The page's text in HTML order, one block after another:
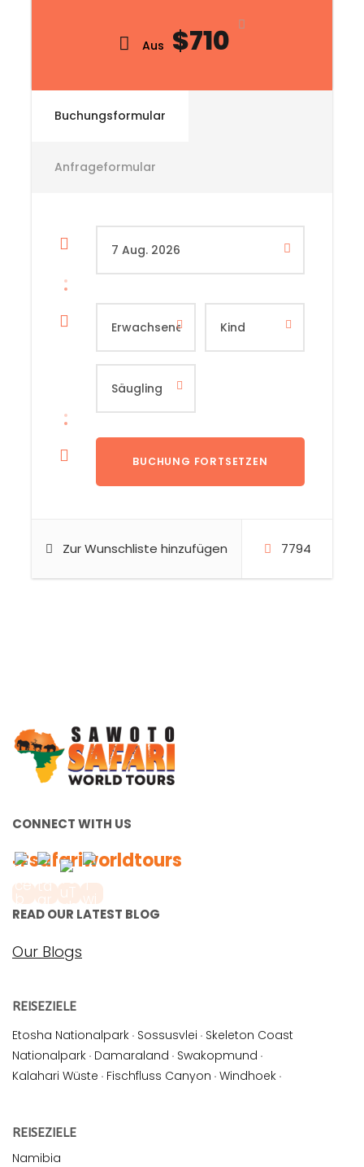
Aus $710
Buchungsformular
Anfrageformular
Zur Wunschliste hinzufügen 7794
CONNECT WITH US
#safariworldtours
READ OUR LATEST BLOG
Our Blogs
REISEZIELE
Etosha Nationalpark · Sossusvlei · Skeleton Coast
Nationalpark · Damaraland · Swakopmund ·
Kalahari Wüste · Fischfluss Canyon · Windhoek ·
REISEZIELE
Namibia